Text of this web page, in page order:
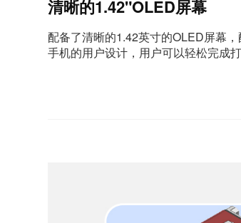
清晰的1.42"OLED屏幕
配备了清晰的1.42英寸的OLED屏幕
手机的用户设计，用户可以轻松完成